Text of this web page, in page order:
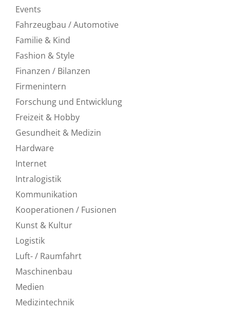
Events
Fahrzeugbau / Automotive
Familie & Kind
Fashion & Style
Finanzen / Bilanzen
Firmenintern
Forschung und Entwicklung
Freizeit & Hobby
Gesundheit & Medizin
Hardware
Internet
Intralogistik
Kommunikation
Kooperationen / Fusionen
Kunst & Kultur
Logistik
Luft- / Raumfahrt
Maschinenbau
Medien
Medizintechnik